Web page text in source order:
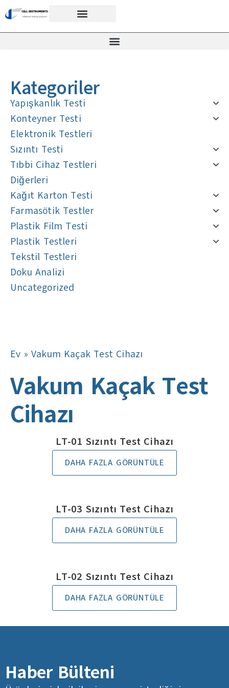
Kategoriler
Yapışkanlık Testi
Konteyner Testi
Elektronik Testleri
Sızıntı Testi
Tıbbi Cihaz Testleri
Diğerleri
Kağıt Karton Testi
Farmasötik Testler
Plastik Film Testi
Plastik Testleri
Tekstil Testleri
Doku Analizi
Uncategorized
Ev » Vakum Kaçak Test Cihazı
Vakum Kaçak Test
Cihazı
LT-01 Sızıntı Test Cihazı
DAHA FAZLA GÖRÜNTÜLE
LT-03 Sızıntı Test Cihazı
DAHA FAZLA GÖRÜNTÜLE
LT-02 Sızıntı Test Cihazı
DAHA FAZLA GÖRÜNTÜLE
Haber Bülteni